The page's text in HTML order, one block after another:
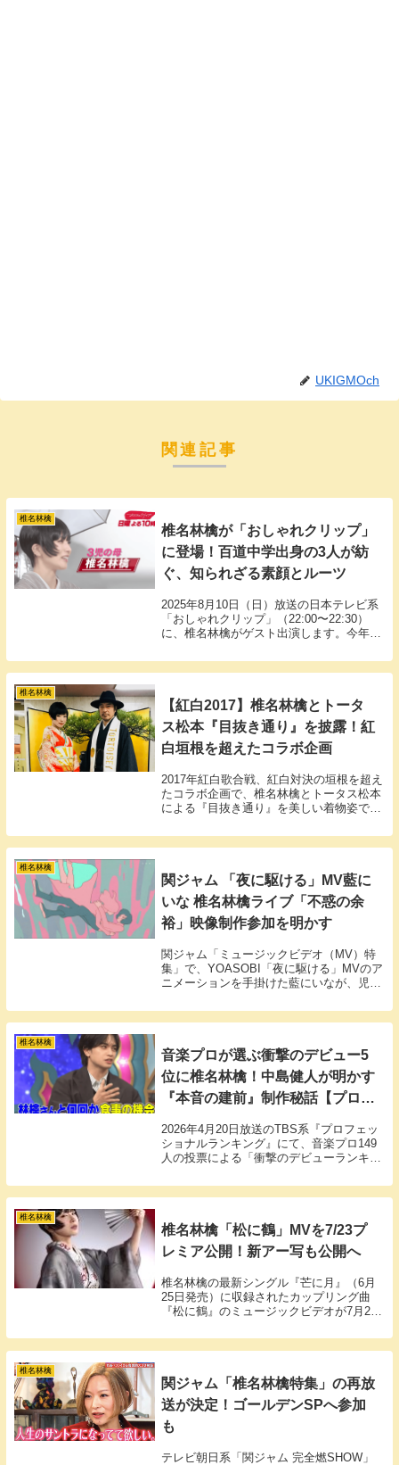
UKIGMOch
関連記事
椎名林檎
椎名林檎が「おしゃれクリップ」
に登場！百道中学出身の3人が紡
ぐ、知られざる素顔とルーツ
2025年8月10日（日）放送の日本テレビ系
「おしゃれクリップ」（22:00〜22:30）
に、椎名林檎がゲスト出演します。今年デ
事はございません」と語る今回。音楽活動
だけでなく、母として、妻としての姿まで
椎名林檎
【紅白2017】椎名林檎とトータ
ス松本『目抜き通り』を披露！紅
白垣根を超えたコラボ企画
2017年紅白歌合戦、紅白対決の垣根を超え
たコラボ企画で、椎名林檎とトータス松本
による『目抜き通り』を美しい着物姿で披
椎名林檎
関ジャム 「夜に駆ける」MV藍に
いな 椎名林檎ライブ「不惑の余
裕」映像制作参加を明かす
関ジャム「ミュージックビデオ（MV）特
集」で、YOASOBI「夜に駆ける」MVのア
ニメーションを手掛けた藍にいなが、児玉
参加を明かしました。
椎名林檎
音楽プロが選ぶ衝撃のデビュー5
位に椎名林檎！中島健人が明かす
『本音の建前』制作秘話【プロフ
2026年4月20日放送のTBS系『プロフェッ
ショナルランキング』にて、音楽プロ149
人の投票による「衝撃のデビューランキン
クインしました。
椎名林檎
椎名林檎「松に鶴」MVを7/23プ
レミア公開！新アー写も公開へ
椎名林檎の最新シングル『芒に月』（6月
25日発売）に収録されたカップリング曲
『松に鶴』のミュージックビデオが7月23
開されます。
椎名林檎
関ジャム「椎名林檎特集」の再放
送が決定！ゴールデンSPへ参加
も
テレビ朝日系「関ジャム 完全燃SHOW」